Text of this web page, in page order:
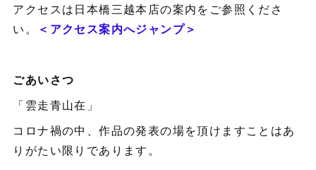
アクセスは日本橋三越本店の案内をご参照くださ
い。
＜アクセス案内へジャンプ＞
ごあいさつ
「雲走青山在」
コロナ禍の中、作品の発表の場を頂けますことはあ
りがたい限りであります。